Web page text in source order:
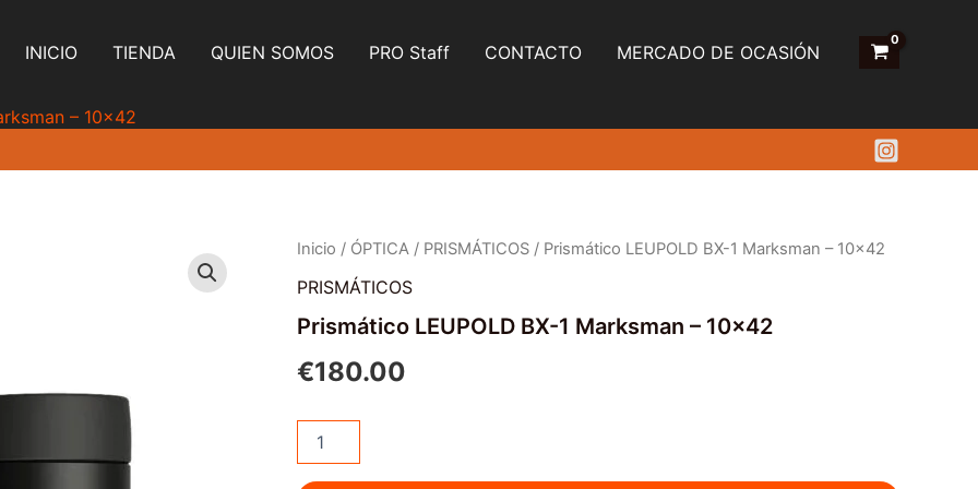
INICIO TIENDA QUIEN SOMOS PRO Staff CONTACTO MERCADO DE OCASIÓN
– 10×42
Inicio / ÓPTICA / PRISMÁTICOS / Prismático LEUPOLD BX-1 Marksman – 10×42
PRISMÁTICOS
Prismático LEUPOLD BX-1 Marksman – 10×42
€180.00
LEUPOLD